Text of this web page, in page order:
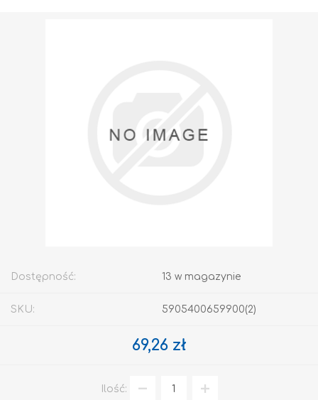
Dostępność: 13 w magazynie
SKU: 5905400659900(2)
69,26 zł
Ilość: